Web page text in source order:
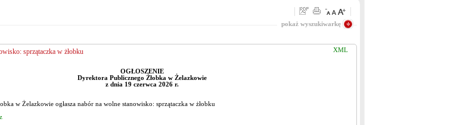
pokaż wyszukiwarkę
XML
sprzątaczka w żłobku
OGŁOSZENIE
Dyrektora Publicznego Żłobka w Żelazkowie
z dnia 19 czerwca 2026 r.
w Żelazkowie ogłasza nabór na wolne stanowisko: sprzątaczka w żłobku